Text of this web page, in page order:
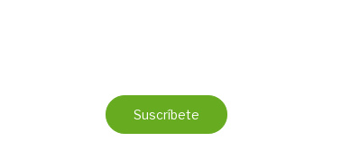
Suscríbete